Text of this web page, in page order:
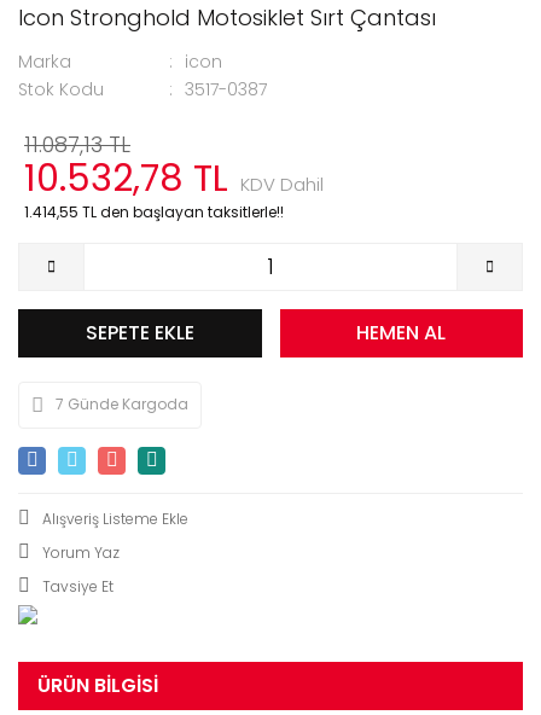
Icon Stronghold Motosiklet Sırt Çantası
Marka
icon
Stok Kodu
3517-0387
11.087,13 TL
10.532,78 TL KDV Dahil
1.414,55 TL den başlayan taksitlerle!!
SEPETE EKLE HEMEN AL
7 Günde Kargoda
Yorum Yaz
Tavsiye Et
ÜRÜN BILGISI